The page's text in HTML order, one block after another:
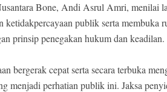
Bone, Andi Asrul Amri, menilai
ketidakpercayaan publik serta membuka
prinsip penegakan hukum dan keadilan.
bergerak cepat serta secara terbuka
menjadi perhatian publik ini. Jaksa